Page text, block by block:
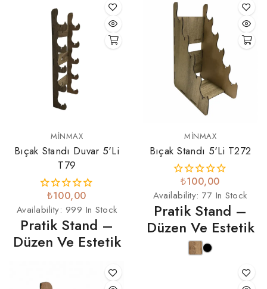
MINMAX
Bıçak Standı Duvar 5'li
T79
₺100,00
Availability: 999 In Stock
Pratik Stand –
Düzen Ve Estetik
MINMAX
Bıçak Standı 5'li T272
₺100,00
Availability:77 In Stock
Pratik Stand –
Düzen Ve Estetik